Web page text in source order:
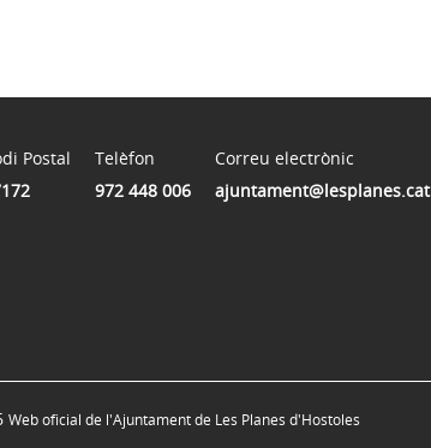
Postal
Telèfon
972 448 006
Correu electrònic
ajuntament@lesplanes.cat
Web oficial de l'Ajuntament de Les Planes d'Hostoles